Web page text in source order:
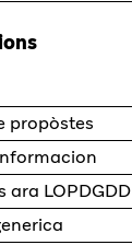
propòstes
ara LOPDGDD